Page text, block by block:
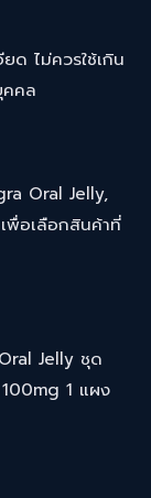
ด ไม่ควรใช้เกิน
คคล
Oral Jelly,
เพื่อเลือกสินค้าที่
Jelly ชุด
1 แผง